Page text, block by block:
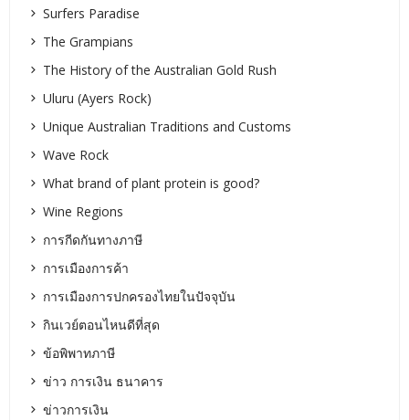
Surfers Paradise
The Grampians
The History of the Australian Gold Rush
Uluru (Ayers Rock)
Unique Australian Traditions and Customs
Wave Rock
What brand of plant protein is good?
Wine Regions
การกีดกันทางภาษี
การเมืองการค้า
การเมืองการปกครองไทยในปัจจุบัน
กินเวย์ตอนไหนดีที่สุด
ข้อพิพาทภาษี
ข่าว การเงิน ธนาคาร
ข่าวการเงิน